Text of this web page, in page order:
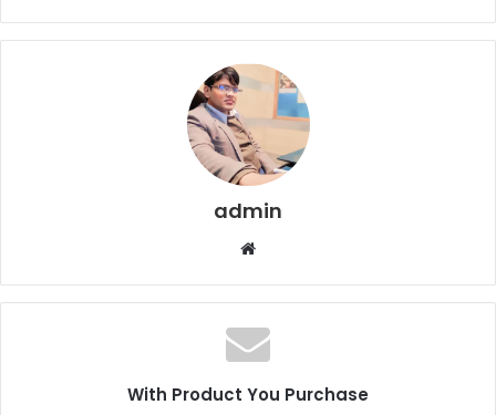
admin
Website
With Product You Purchase